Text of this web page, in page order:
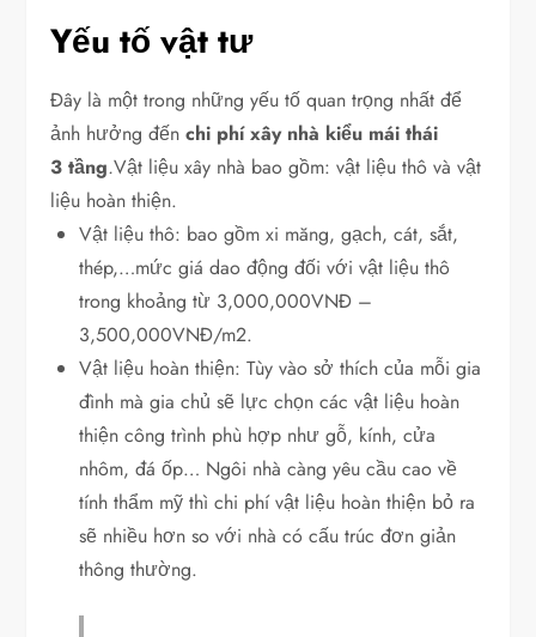
Yếu tố vật tư
Đây là một trong những yếu tố quan trọng nhất để
ảnh hưởng đếnchi phí xây nhà kiểu mái thái
3 tầng.Vật liệu xây nhà bao gồm: vật liệu thô và vật
liệu hoàn thiện.
Vật liệu thô: bao gồm xi măng, gạch, cát, sắt,
thép,…mức giá dao động đối với vật liệu thô
trong khoảng từ 3,000,000VNĐ –
3,500,000VNĐ/m2.
Vật liệu hoàn thiện: Tùy vào sở thích của mỗi gia
đình mà gia chủ sẽ lực chọn các vật liệu hoàn
thiện công trình phù hợp như gỗ, kính, cửa
nhôm, đá ốp… Ngôi nhà càng yêu cầu cao về
tính thẩm mỹ thì chi phí vật liệu hoàn thiện bỏ ra
sẽ nhiều hơn so với nhà có cấu trúc đơn giản
thông thường.